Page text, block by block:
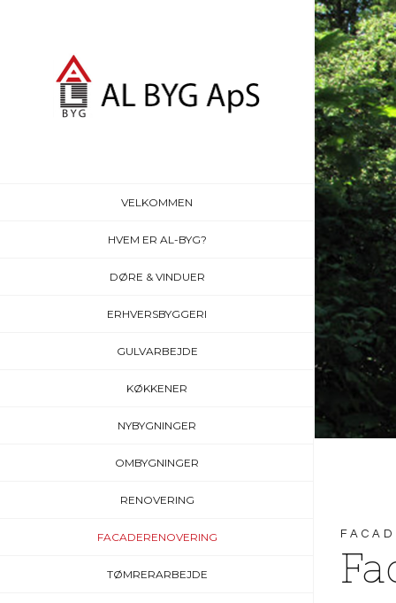
VELKOMMEN
HVEM ER AL-BYG?
DØRE & VINDUER
ERHVERSBYGGERI
GULVARBEJDE
KØKKENER
NYBYGNINGER
OMBYGNINGER
RENOVERING
FACADERENOVERING
TØMRERARBEJDE